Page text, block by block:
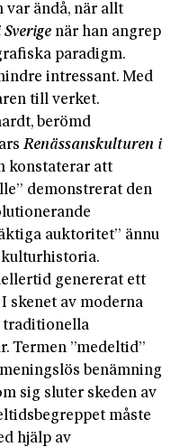
var ändå, när allt
Sverige när han angrep
paradigm.
intressant. Med
till verket.
berömd
Renässanskulturen i
konstaterar att
demonstrerat den
auktoritet” ännu
genererat ett
skenet av moderna
traditionella
Termen ”medeltid”
benämning
sig sluter skeden av
måste
hjälp av